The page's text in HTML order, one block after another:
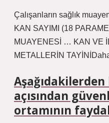
Çalışanların sağlık
KAN SAYIMI (18
MUAYENESİ … KAN VE
METALLERİN
açısından
ortamının